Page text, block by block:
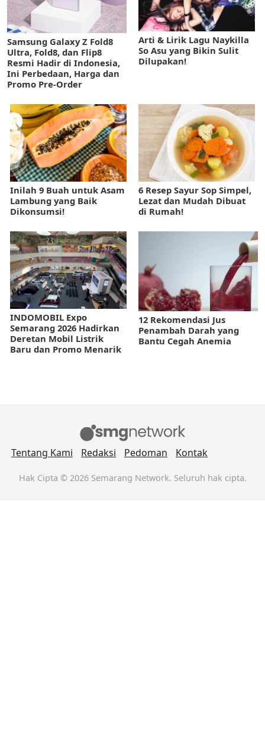
Samsung Galaxy Z Fold8
Ultra, Fold8, dan Flip8
Resmi Hadir di Indonesia,
Ini Perbedaan, Harga dan
Promo Pre-Order
Arti & Lirik Lagu Naykilla
So Asu yang Bikin Sulit
Dilupakan!
Inilah 9 Buah untuk Asam
Lambung yang Baik
Dikonsumsi!
6 Resep Sayur Sop Simpel,
Lezat dan Mudah Dibuat
di Rumah!
INDOMOBIL Expo
Semarang 2026 Hadirkan
Deretan Mobil Listrik
Baru dan Promo Menarik
12 Rekomendasi Jus
Penambah Darah yang
Bantu Cegah Anemia
Tentang Kami Redaksi Pedoman Kontak
Hak Cipta © 2026 Semarang Network. Seluruh hak cipta.